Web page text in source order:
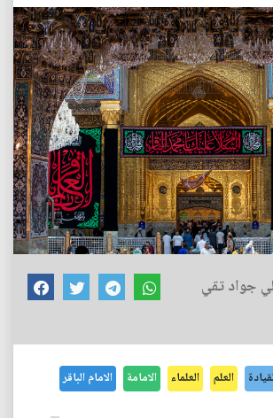
جواد تقي
العلم العلماء الامامة الامام الباقر